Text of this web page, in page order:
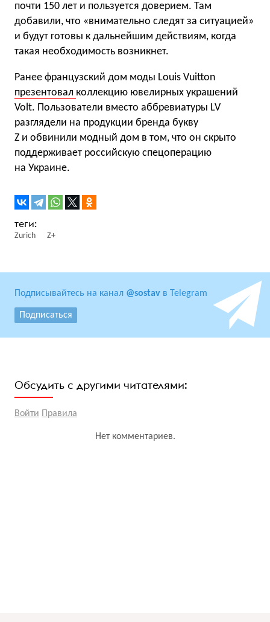
почти 150 лет и пользуется доверием. Там
добавили, что «внимательно следят за ситуацией»
и будут готовы к дальнейшим действиям, когда
такая необходимость возникнет.
Ранее французский дом моды Louis Vuitton
презентовал коллекцию ювелирных украшений
Volt. Пользователи вместо аббревиатуры LV
разглядели на продукции бренда букву
Z и обвинили модный дом в том, что он скрыто
поддерживает российскую спецоперацию
на Украине.
Zurich Z+
Подписывайтесь на канал @sostav в Telegram
Подписаться
Обсудить с другими читателями:
Войти Правила
Нет комментариев.